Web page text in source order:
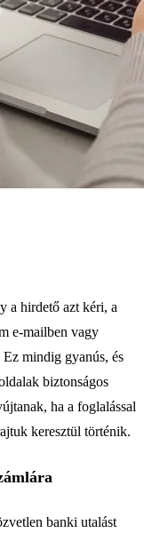
a hirdető azt kéri, a
e-mailben vagy
mindig gyanús, és
biztonságos
ha a foglalással
keresztül történik.
banki utalást